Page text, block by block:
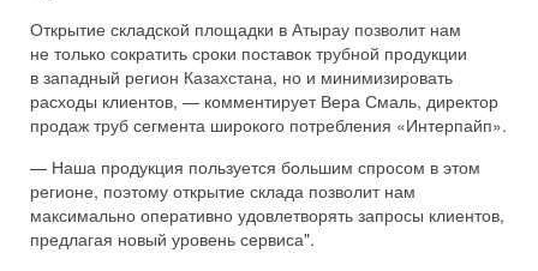
Открытие складской площадки в Атырау позволит нам
не только сократить сроки поставок трубной продукции
в западный регион Казахстана, но и минимизировать
расходы клиентов, — комментирует Вера Смаль, директор
продаж труб сегмента широкого потребления «Интерпайп».
— Наша продукция пользуется большим спросом в этом
регионе, поэтому открытие склада позволит нам
максимально оперативно удовлетворять запросы клиентов,
предлагая новый уровень сервиса".